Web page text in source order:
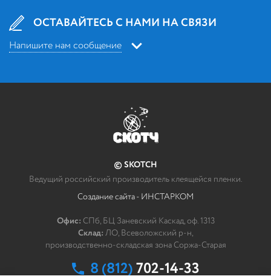
ОСТАВАЙТЕСЬ С НАМИ НА СВЯЗИ
Напишите нам сообщение
*
Как мы можем связаться с Вами?
© SKOTCH
Ведущий российский производитель клеящейся пленки.
Создание сайта - ИНСТАРКОМ
Офис: СПб, БЦ Заневский Каскад, оф. 1313
Склад: ЛО, Всеволожский р-н,
производственно-складская зона Соржа-Старая
8 (812) 702-14-33